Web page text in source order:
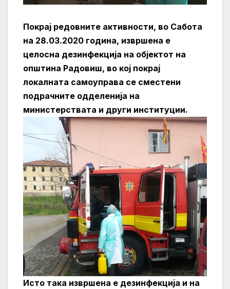
Покрај редовните активности, во Сабота
на 28.03.2020 година, извршена е
целосна дезинфекција на објектот на
општина Радовиш, во кој покрај
локалната самоуправа се сместени
подрачните одделенија на
министерствата и други институции.
Исто така извршена е дезинфекција и на